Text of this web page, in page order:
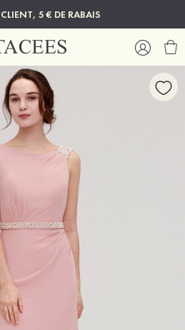
5 € DE RABAIS